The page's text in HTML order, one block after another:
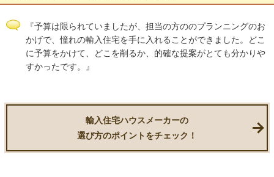
『予算は限られていましたが、担当の方ののプランニングのお
かげで、憧れの輸入住宅を手に入れることができました。どこ
に予算をかけて、どこを削るか、的確な提案がとても分かりや
すかったです。』
輸入住宅ハウスメーカーの
選び方のポイントをチェック！